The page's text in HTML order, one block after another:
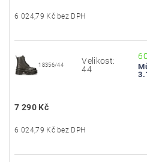
6 024,79 Kč bez DPH
18356/44
Velikost:
44
7 290 Kč
6 024,79 Kč bez DPH